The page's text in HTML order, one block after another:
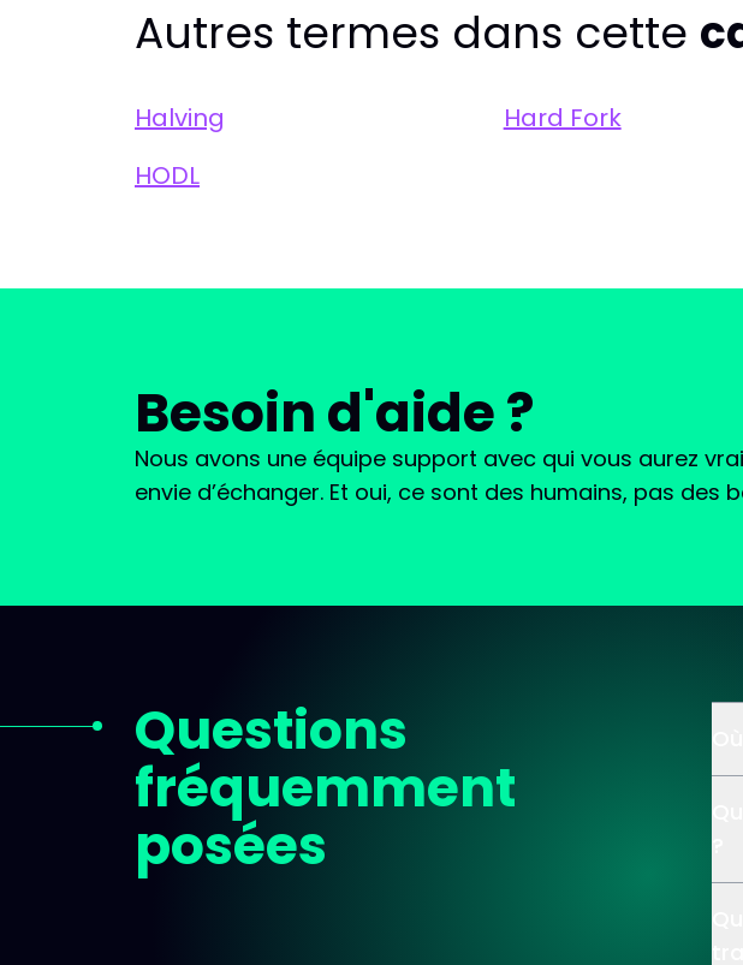
Autres termes dans cette
Halving Hard Fork
HODL
Besoin d'aide ?
Nous avons une équipe support avec qui vous aurez
envie d’échanger. Et oui, ce sont des humains, pas des
Questions
fréquemment
posées